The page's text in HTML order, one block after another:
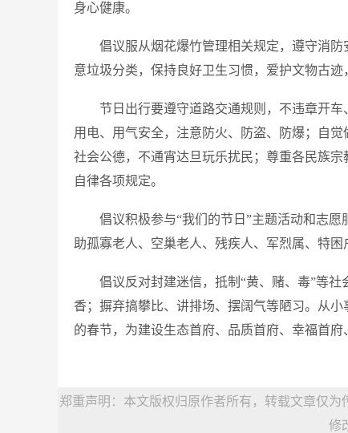
身心健康。
倡议服从烟花爆竹管理相关规定，遵守消
意垃圾分类，保持良好卫生习惯，爱护文物古迹
节日出行要遵守道路交通规则，不违章开
用电、用气安全，注意防火、防盗、防爆；自
社会公德，不通宵达旦玩乐扰民；尊重各民族
自律各项规定。
倡议积极参与“我们的节日”主题活动和志
助孤寡老人、空巢老人、残疾人、军烈属、特
倡议反对封建迷信，抵制“黄、赌、毒”等
香；摒弃搞攀比、讲排场、摆阔气等陋习。从
的春节，为建设生态首府、品质首府、幸福首
郑重声明：本文版权归原作者所有，转载文章仅
修